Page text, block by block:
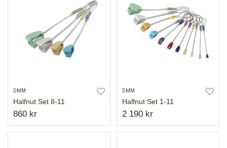
DMM
Halfnut Set 8-11
860 kr
DMM
Halfnut Set 1-11
2 190 kr